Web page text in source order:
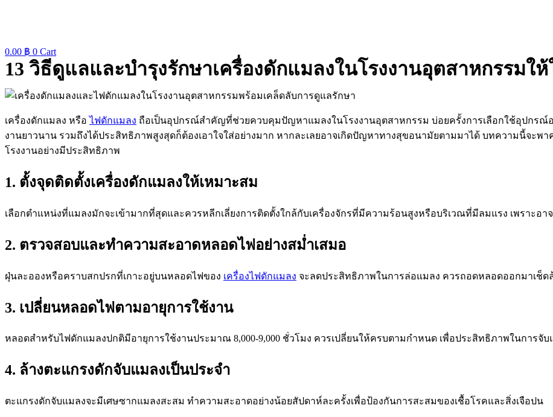
0.00 ฿ 0 Cart
13 วิธีดูแลและบำรุงรักษาเครื่องดักแมลงในโรงงานอุตสาหกรรม
เครื่องดักแมลง หรือไฟดักแมลง ถือเป็นอุปกรณ์สำคัญที่ช่วยควบคุมปัญหาแมลงในโรงงานอุตสาหกรรม บ่อยครั้งการเลือกใช้อุปกรณ์อ
งานยาวนาน รวมถึงได้ประสิทธิภาพสูงสุดก็ต้องเอาใจใส่อย่างมาก หากละเลยอาจเกิดปัญหาทางสุขอนามัยตามมาได้ บทความนี้จะพ
โรงงานอย่างมีประสิทธิภาพ
1. ตั้งจุดติดตั้งเครื่องดักแมลงให้เหมาะสม
เลือกตำแหน่งที่แมลงมักจะเข้ามากที่สุดและควรหลีกเลี่ยงการติดตั้งใกล้กับเครื่องจักรที่มีความร้อนสูงหรือบริเวณที่มีลมแรง เพราะอ
2. ตรวจสอบและทำความสะอาดหลอดไฟอย่างสม่ำเสมอ
ฝุ่นละอองหรือคราบสกปรกที่เกาะอยู่บนหลอดไฟของ เครื่องไฟดักแมลง จะลดประสิทธิภาพในการล่อแมลง ควรถอดหลอดออกมาเช็ด
3. เปลี่ยนหลอดไฟตามอายุการใช้งาน
หลอดสำหรับไฟดักแมลงปกติมีอายุการใช้งานประมาณ 8,000-9,000 ชั่วโมง ควรเปลี่ยนให้ครบตามกำหนด เพื่อประสิทธิภาพในการจับ
4. ล้างตะแกรงดักจับแมลงเป็นประจำ
ตะแกรงดักจับแมลงจะมีเศษซากแมลงสะสม ทำความสะอาดอย่างน้อยสัปดาห์ละครั้งเพื่อป้องกันการสะสมของเชื้อโรคและสิ่งเจือปน